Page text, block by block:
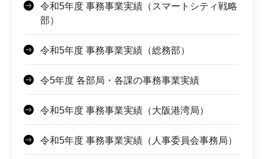
令和5年度 事務事業実績（スマートシティ戦略
部）
令和5年度 事務事業実績（総務部）
令5年度 各部局・各課の事務事業実績
令和5年度 事務事業実績（大阪港湾局）
令和5年度 事務事業実績（人事委員会事務局）